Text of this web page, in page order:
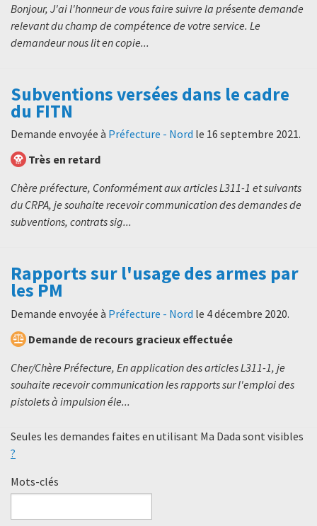
Bonjour, J'ai l'honneur de vous faire suivre la présente demande
relevant du champ de compétence de votre service. Le
demandeur nous lit en copie...
Subventions versées dans le cadre
du FITN
Demande envoyée à Préfecture - Nord le 16 septembre 2021.
Très en retard
Chère préfecture, Conformément aux articles L311-1 et suivants
du CRPA, je souhaite recevoir communication des demandes de
subventions, contrats sig...
Rapports sur l'usage des armes par
les PM
Demande envoyée à Préfecture - Nord le 4 décembre 2020.
Demande de recours gracieux effectuée
Cher/Chère Préfecture, En application des articles L311-1, je
souhaite recevoir communication les rapports sur l'emploi des
pistolets à impulsion éle...
Seules les demandes faites en utilisant Ma Dada sont visibles
?
Mots-clés